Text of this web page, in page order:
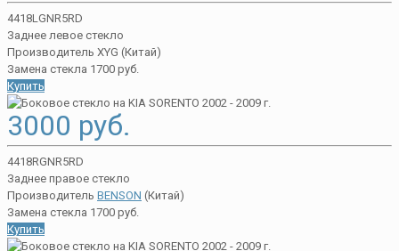
4418LGNR5RD
Заднее левое стекло
Производитель XYG (Китай)
Замена стекла 1700 руб.
Купить
3000 руб.
4418RGNR5RD
Заднее правое стекло
Производитель BENSON (Китай)
Замена стекла 1700 руб.
Купить